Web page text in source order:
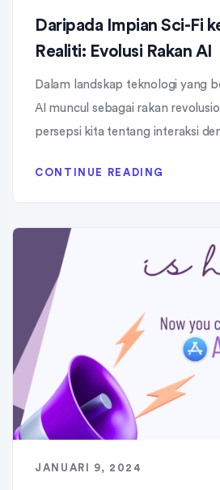
Daripada Impian Sci-Fi
Realiti: Evolusi Rakan AI
Dalam landskap teknologi yang
AI muncul sebagai rakan
persepsi kita tentang interaksi
CONTINUE READING
JANUARI 9, 2024